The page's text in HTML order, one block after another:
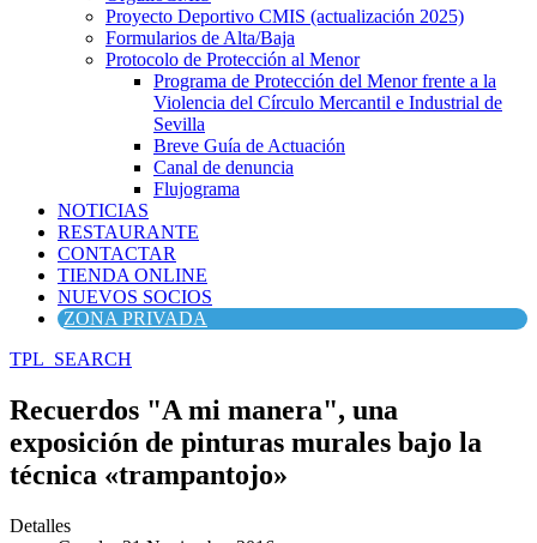
Proyecto Deportivo CMIS (actualización 2025)
Formularios de Alta/Baja
Protocolo de Protección al Menor
Programa de Protección del Menor frente a la
Violencia del Círculo Mercantil e Industrial de
Sevilla
Breve Guía de Actuación
Canal de denuncia
Flujograma
NOTICIAS
RESTAURANTE
CONTACTAR
TIENDA ONLINE
NUEVOS SOCIOS
ZONA PRIVADA
TPL_SEARCH
Recuerdos "A mi manera", una
exposición de pinturas murales bajo la
técnica «trampantojo»
Detalles